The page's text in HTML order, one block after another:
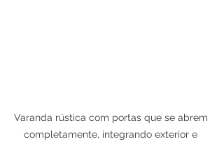
Varanda rústica com portas que se abrem
completamente, integrando exterior e